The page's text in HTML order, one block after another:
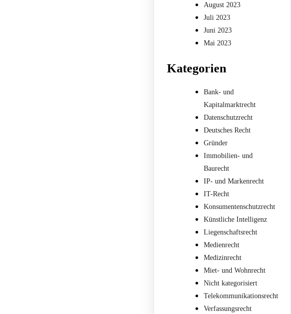
August 2023
Juli 2023
Juni 2023
Mai 2023
Kategorien
Bank- und
Kapitalmarktrecht
Datenschutzrecht
Deutsches Recht
Gründer
Immobilien- und
Baurecht
IP- und Markenrecht
IT-Recht
Konsumentenschutzrecht
Künstliche Intelligenz
Liegenschaftsrecht
Medienrecht
Medizinrecht
Miet- und Wohnrecht
Nicht kategorisiert
Telekommunikationsrecht
Verfassungsrecht